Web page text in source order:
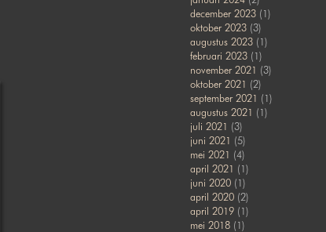
december 2023(1)
oktober 2023(3)
augustus 2023(1)
februari 2023(1)
november 2021 (3)
oktober 2021 (2)
september 2021 (1)
augustus 2021 (1)
juli 2021 (3)
juni 2021 (5)
mei 2021 (4)
april 2021 (1)
juni 2020(1)
april 2020(2)
april 2019(1)
mei 2018(1)